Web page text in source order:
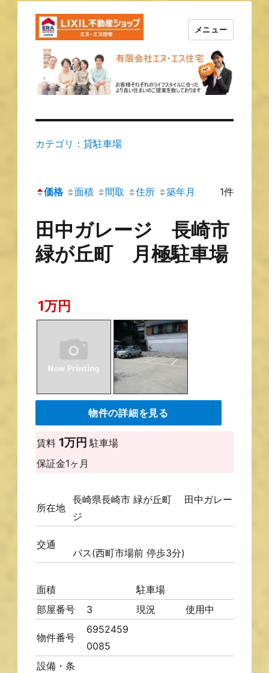
長崎の不動産はエヌ・エス住宅
で！！
メニュー
カテゴリ：貸駐車場
価格 面積 間取 住所 築年月 1件
田中ガレージ 長崎市
緑が丘町 月極駐車場
1万円
物件の詳細を見る
賃料 1万円 駐車場
保証金1ヶ月
所在地
長崎県長崎市 緑が丘町 田中ガレー
ジ
交通
バス(西町市場前 停歩3分)
面積
駐車場
部屋番号
3 現況 使用中
物件番号
6952459
0085
設備・条